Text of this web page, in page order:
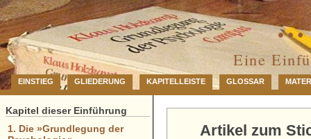
…
Eine
EINSTIEG GLIEDERUNG KAPITELLEISTE GLOSSAR
Artikel zum
Kapitel dieser Einführung
1. Die »Grundlegung der